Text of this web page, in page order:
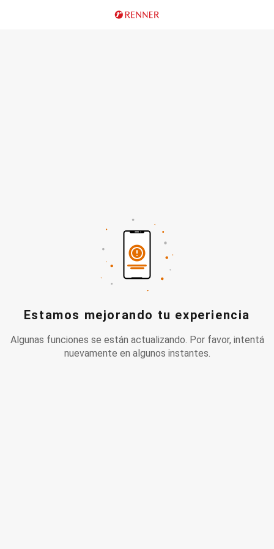
Estamos mejorando tu experiencia
Algunas funciones se están actualizando. Por favor, intentá
nuevamente en algunos instantes.